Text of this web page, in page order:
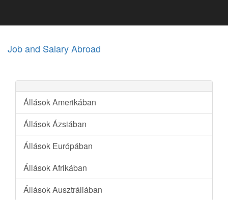
Job and Salary Abroad
Állások Amerikában
Állások Ázsiában
Állások Európában
Állások Afrikában
Állások Ausztráliában